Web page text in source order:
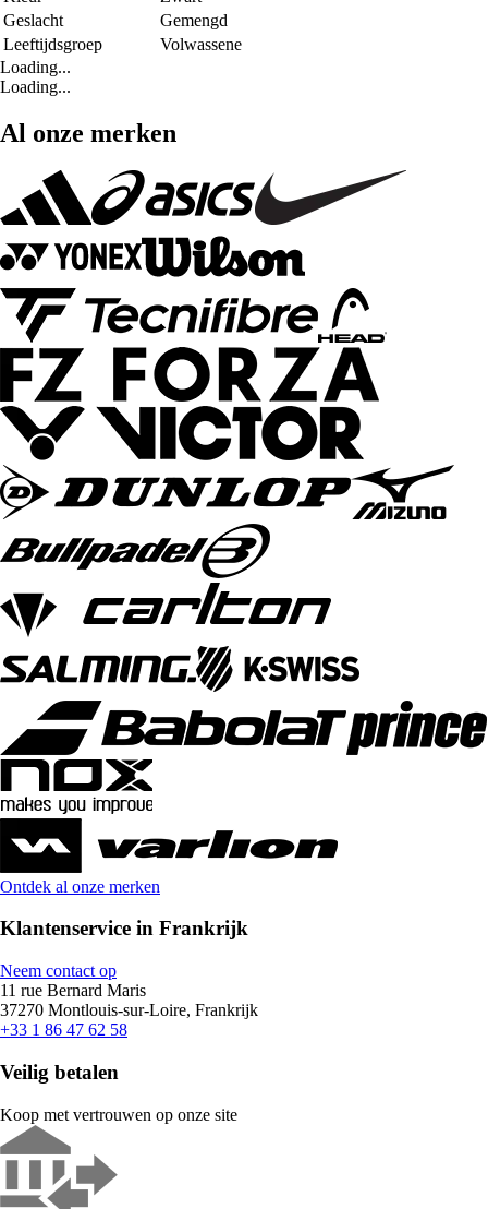
Geslacht
Gemengd
Leeftijdsgroep
Volwassene
Loading...
Loading...
Al onze merken
Ontdek al onze merken
Klantenservice in Frankrijk
Neem contact op
11 rue Bernard Maris
37270 Montlouis-sur-Loire, Frankrijk
+33 1 86 47 62 58
Veilig betalen
Koop met vertrouwen op onze site